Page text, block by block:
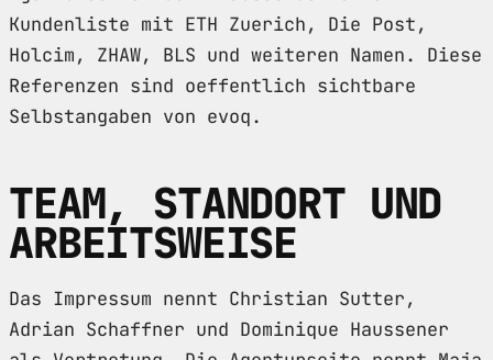
Kundenliste mit ETH Zuerich, Die Post,
Holcim, ZHAW, BLS und weiteren Namen. Diese
Referenzen sind oeffentlich sichtbare
Selbstangaben von evoq.
TEAM, STANDORT UND
ARBEITSWEISE
Das Impressum nennt Christian Sutter,
Adrian Schaffner und Dominique Haussener